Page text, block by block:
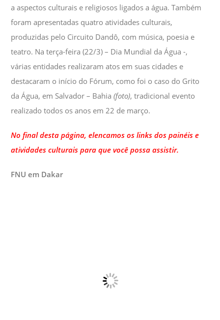
a aspectos culturais e religiosos ligados a água. Também
foram apresentadas quatro atividades culturais,
produzidas pelo Circuito Dandô, com música, poesia e
teatro. Na terça-feira (22/3) – Dia Mundial da Água -,
várias entidades realizaram atos em suas cidades e
destacaram o início do Fórum, como foi o caso do Grito
da Água, em Salvador – Bahia(foto), tradicional evento
realizado todos os anos em 22 de março.
No final desta página, elencamos os links dos painéis e
atividades culturais para que você possa assistir.
FNU em Dakar